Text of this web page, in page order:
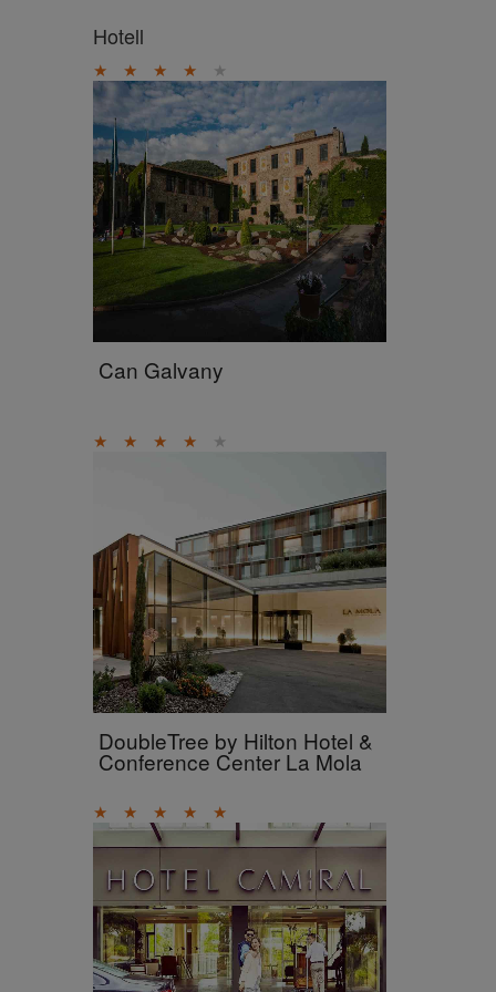
Hotell
★ ★ ★ ★ ★
Can Galvany
★ ★ ★ ★ ★
DoubleTree by Hilton Hotel &
Conference Center La Mola
★ ★ ★ ★ ★